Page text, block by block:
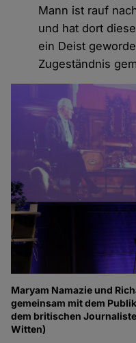
Mann ist rauf
und hat dort
ein Deist
Zugeständnis
Maryam Namazie und
gemeinsam mit dem
dem britischen
Witten)